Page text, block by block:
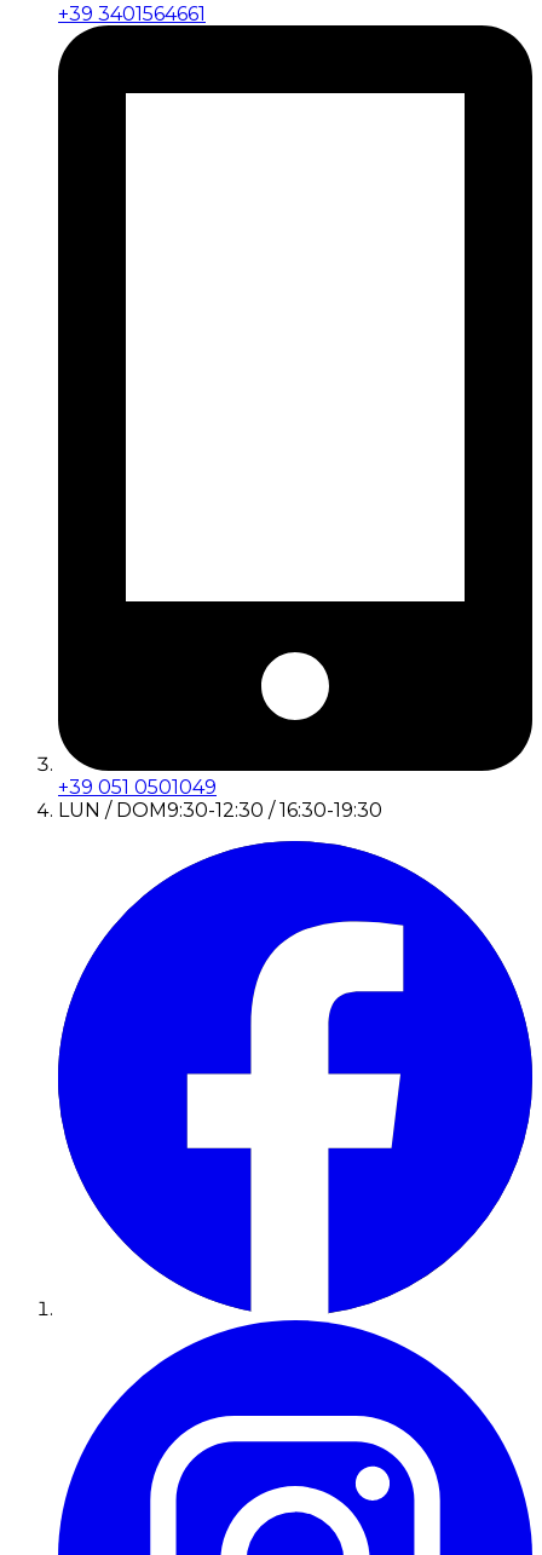
+39 3401564661
+39 051 0501049
LUN / DOM9:30-12:30 / 16:30-19:30